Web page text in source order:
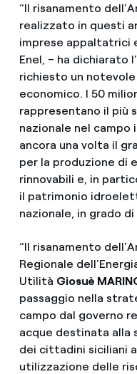
“Il risanamento
realizzato in questi
imprese appaltatrici
Enel, – ha dichiarato
richiesto un
economico. I 50
rappresentano il più
nazionale nel
ancora una volta il
per la produzione di
rinnovabili e, in
il patrimonio
nazionale, in grado
“Il risanamento
Regionale
Utilità Giosuè
passaggio nella
campo dal governo
acque destinata alla
dei cittadini siciliani
utilizzazione delle